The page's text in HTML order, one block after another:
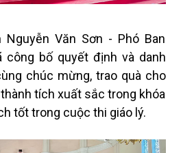
Văn Sơn - Phó Ban
công bố quyết định và danh
chúc mừng, trao quà cho
tích xuất sắc trong khóa
tốt trong cuộc thi giáo lý.